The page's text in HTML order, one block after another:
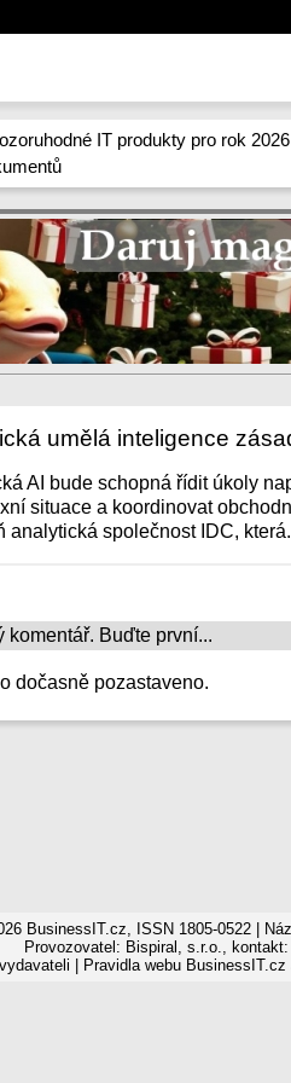
IT produkty pro rok 2026
umělá inteligence
AI bude schopná řídit úkoly
situace a koordinovat
analytická společnost IDC,
Buďte první...
dočasně pozastaveno.
BusinessIT.cz, ISSN 1805-0522 |
Provozovatel: Bispiral, s.r.o.,
Pravidla webu